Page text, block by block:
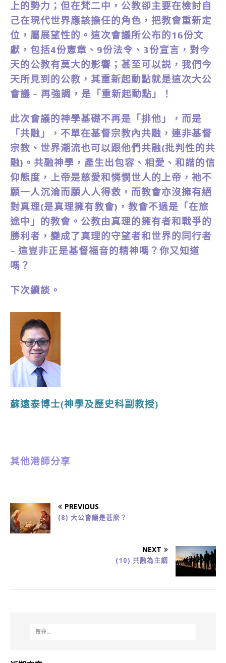
上的勢力；但在梵二中，公教卻主要在檢討自
己在現代世界應該擔任的角色，把教會重新定
位，屬展望性的。這次會議所公布的16份文
獻，包括4份憲章、9份法令、3份宣言，對今
天的公教有莫大的影響；甚至可以説，我們今
天所見到的公教，其重新起動點就是這次大公
會議 – 再強調，是「重新起動點」！
此次會議的神學基礎不再是「排他」，而是
「共融」，不單在基督宗教內共融，連非基督
宗教、世界潮流也可以跟他們共融(批判性的共
融)。共融神學，產生出包容、相愛、和諧的信
仰態度，上帝是慈愛和憐憫世人的上帝，祂不
願一人沉淪而願人人得救，而教會亦沒擁有絕
對真理(是真理擁有教會)，教會不過是「在旅
途中」的教會。公教由真理的擁有者和戰爭的
勝利者，變成了真理的守望者和世界的同行者
– 這豈非正是基督福音的精神嗎？你又知道
嗎？
下次續談。
蘇遠泰博士(神學及歷史科副教授)
其他港師分享
PREVIOUS
(8) 大公會議是甚麼？
NEXT
(10) 共融為主調